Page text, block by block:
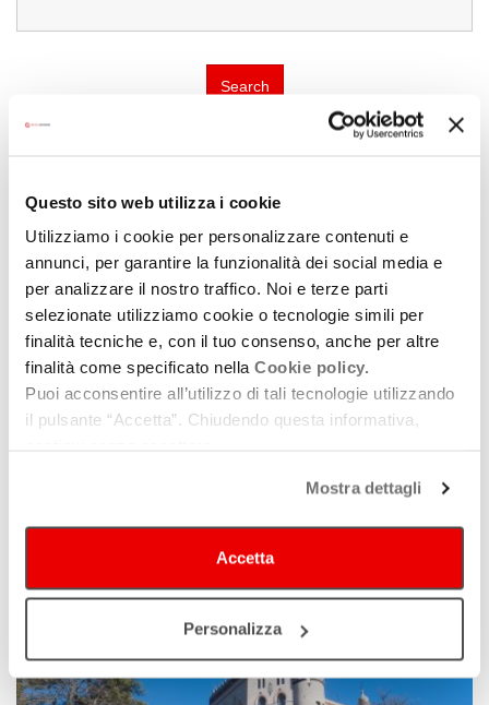
Questo sito web utilizza i cookie
Utilizziamo i cookie per personalizzare contenuti e
annunci, per garantire la funzionalità dei social media e
per analizzare il nostro traffico. Noi e terze parti
selezionate utilizziamo cookie o tecnologie simili per
finalità tecniche e, con il tuo consenso, anche per altre
finalità come specificato nella Cookie policy.
Puoi acconsentire all’utilizzo di tali tecnologie utilizzando
il pulsante “Accetta”. Chiudendo questa informativa,
Mostra dettagli
Accetta
Personalizza
Search
Spilamberto